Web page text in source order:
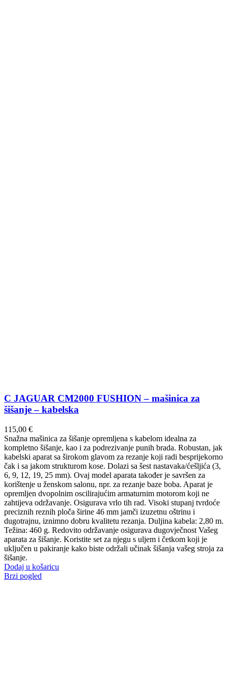
C JAGUAR CM2000 FUSHION – mašinica za
šišanje – kabelska
115,00 €
Snažna mašinica za šišanje opremljena s kabelom idealna za
kompletno šišanje, kao i za podrezivanje punih brada. Robustan, jak
kabelski aparat sa širokom glavom za rezanje koji radi besprijekorno
čak i sa jakom strukturom kose. Dolazi sa šest nastavaka/ćešljića (3,
6, 9, 12, 19, 25 mm). Ovaj model aparata također je savršen za
korištenje u ženskom salonu, npr. za rezanje baze boba. Aparat je
opremljen dvopolnim oscilirajućim armaturnim motorom koji ne
zahtijeva održavanje. Osigurava vrlo tih rad. Visoki stupanj tvrdoće
preciznih reznih ploča širine 46 mm jamči izuzetnu oštrinu i
dugotrajnu, iznimno dobru kvalitetu rezanja. Duljina kabela: 2,80 m.
Težina: 460 g. Redovito održavanje osigurava dugovječnost Vašeg
aparata za šišanje. Koristite set za njegu s uljem i četkom koji je
uključen u pakiranje kako biste održali učinak šišanja vašeg stroja za
šišanje.
Dodaj u košaricu
Brzi pogled